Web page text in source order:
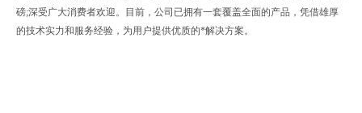
磅;深受广大消费者欢迎。目前，公司已拥有一套覆盖全面的产品，凭借雄厚
的技术实力和服务经验，为用户提供优质的*解决方案。